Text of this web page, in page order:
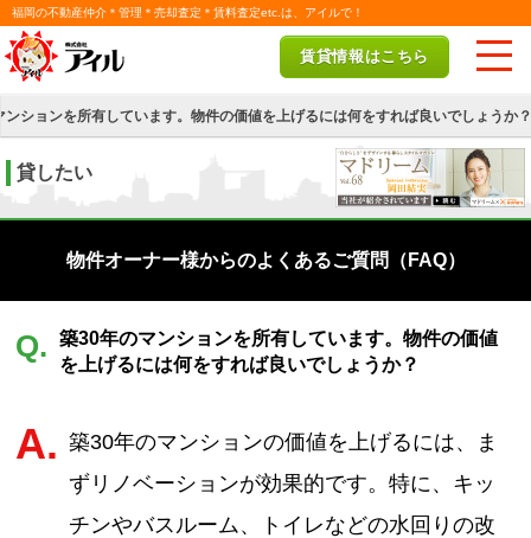
福岡の不動産仲介＊管理＊売却査定＊賃料査定etc.は、アイルで！
賃貸情報はこちら
ンションを所有しています。物件の価値を上げるには何をすれば良いでしょうか？
貸したい
物件オーナー様からのよくあるご質問（FAQ）
Q.
築30年のマンションを所有しています。物件の価値
を上げるには何をすれば良いでしょうか？
A. 築30年のマンションの価値を上げるには、ま
ずリノベーションが効果的です。特に、キッ
チンやバスルーム、トイレなどの水回りの改